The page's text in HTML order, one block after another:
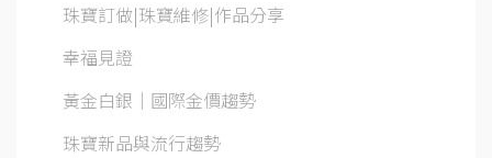
珠寶訂做|珠寶維修|作品分享
幸福見證
黃金白銀│國際金價趨勢
珠寶新品與流行趨勢